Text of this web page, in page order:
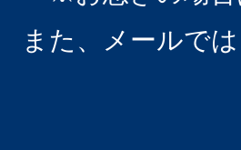
また、メールで